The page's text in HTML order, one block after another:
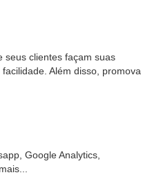
seus clientes façam suas
Além disso, promova
Google Analytics,